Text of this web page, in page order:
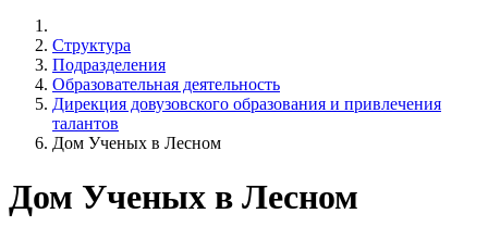
Структура
Подразделения
Образовательная деятельность
Дирекция довузовского образования и привлечения
талантов
Дом Ученых в Лесном
Дом Ученых в Лесном